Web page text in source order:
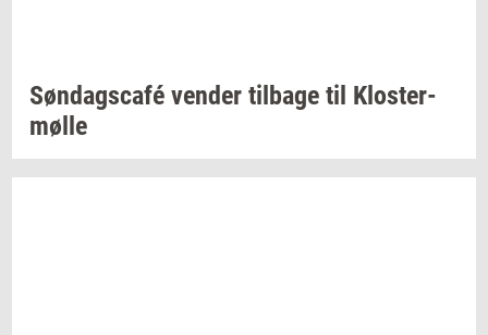
Søndagscafé ven­der til­ba­ge til Klos­ter­
møl­le